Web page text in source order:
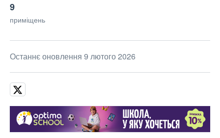
9
приміщень
Останнє оновлення 9 лютого 2026